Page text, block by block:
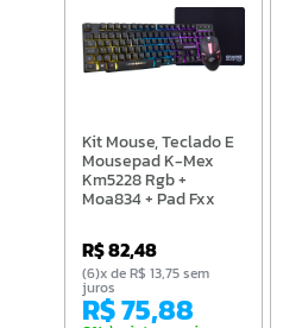
Kit Mouse, Teclado E
Mousepad K-Mex
Km5228 Rgb +
Moa834 + Pad Fxx
B3km5228u11cb1x
R$ 82,48
R$ 75,88
(6)x de R$ 13,75 sem
juros